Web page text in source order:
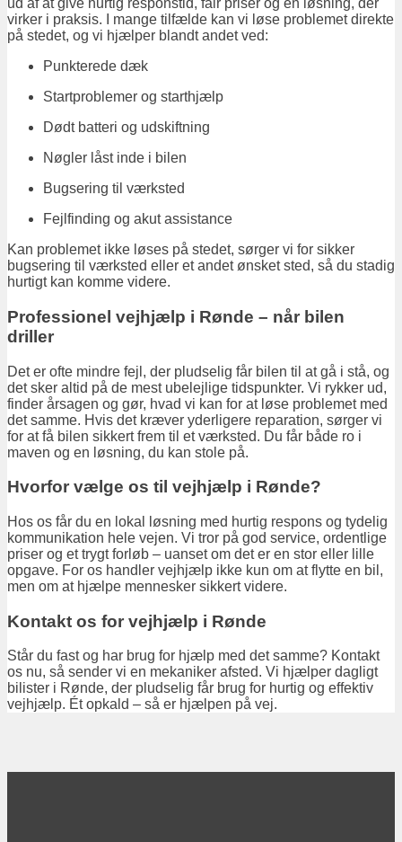
ud af at give hurtig responstid, fair priser og en løsning, der
virker i praksis. I mange tilfælde kan vi løse problemet direkte
på stedet, og vi hjælper blandt andet ved:
Punkterede dæk
Startproblemer og starthjælp
Dødt batteri og udskiftning
Nøgler låst inde i bilen
Bugsering til værksted
Fejlfinding og akut assistance
Kan problemet ikke løses på stedet, sørger vi for sikker
bugsering til værksted eller et andet ønsket sted, så du stadig
hurtigt kan komme videre.
Professionel vejhjælp i Rønde – når bilen
driller
Det er ofte mindre fejl, der pludselig får bilen til at gå i stå, og
det sker altid på de mest ubelejlige tidspunkter. Vi rykker ud,
finder årsagen og gør, hvad vi kan for at løse problemet med
det samme. Hvis det kræver yderligere reparation, sørger vi
for at få bilen sikkert frem til et værksted. Du får både ro i
maven og en løsning, du kan stole på.
Hvorfor vælge os til vejhjælp i Rønde?
Hos os får du en lokal løsning med hurtig respons og tydelig
kommunikation hele vejen. Vi tror på god service, ordentlige
priser og et trygt forløb – uanset om det er en stor eller lille
opgave. For os handler vejhjælp ikke kun om at flytte en bil,
men om at hjælpe mennesker sikkert videre.
Kontakt os for vejhjælp i Rønde
Står du fast og har brug for hjælp med det samme? Kontakt
os nu, så sender vi en mekaniker afsted. Vi hjælper dagligt
bilister i Rønde, der pludselig får brug for hurtig og effektiv
vejhjælp. Ét opkald – så er hjælpen på vej.